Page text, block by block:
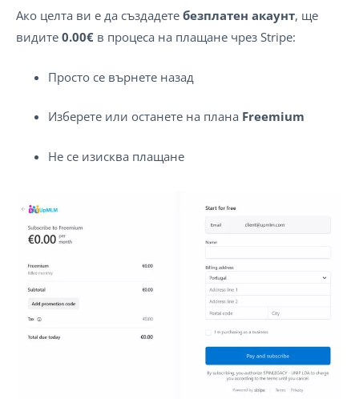
Ако целта ви е да създадете безплатен акаунт, ще
видите 0.00€ в процеса на плащане чрез Stripe:
Просто се върнете назад
Изберете или останете на плана Freemium
Не се изисква плащане